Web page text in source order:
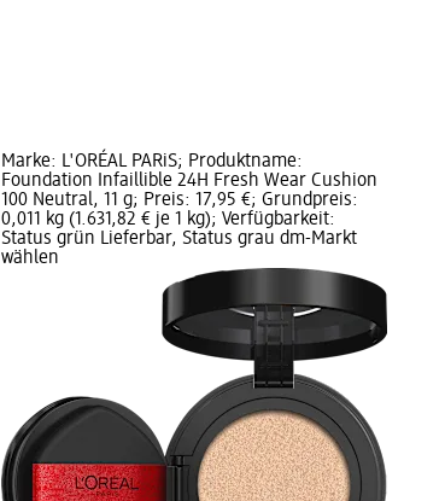
Marke: L'ORÉAL PARiS; Produktname:
Foundation Infaillible 24H Fresh Wear Cushion
100 Neutral, 11 g; Preis: 17,95 €; Grundpreis:
0,011 kg (1.631,82 € je 1 kg); Verfügbarkeit:
Status grün Lieferbar, Status grau dm-Markt
wählen